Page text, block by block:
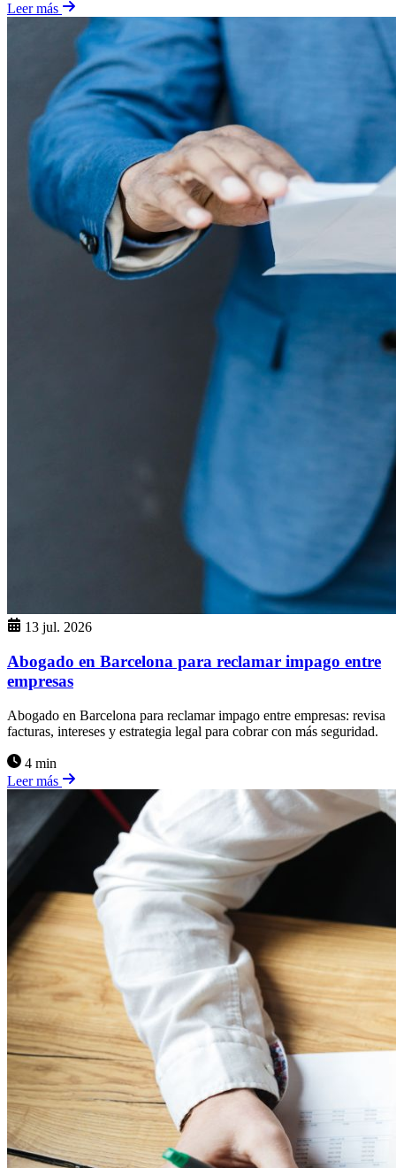
Leer más
13 jul. 2026
Abogado en Barcelona para reclamar impago entre
empresas
Abogado en Barcelona para reclamar impago entre empresas: revisa
facturas, intereses y estrategia legal para cobrar con más seguridad.
4 min
Leer más